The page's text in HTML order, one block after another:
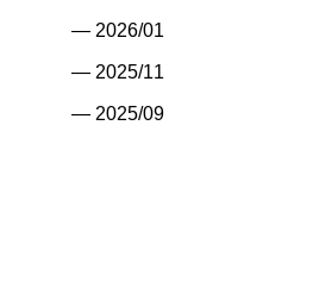
— 2026/01
— 2025/11
— 2025/09